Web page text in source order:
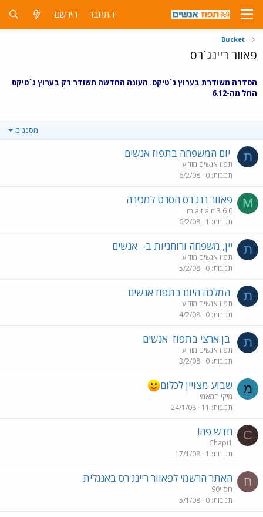
התחבר הירשם
Bucket
פאוור ריינג`רס
הסדרה משודרת בערוץ ג`טיקס. העונה החדשה תשודר רק בערוץ ג`טיקס
החל מה-6.12
מסננים
ת יום המשפחה בתפוז אנשים
תפוז אנשים מודיע
תגובות 0
6/2/08
M פאוור רנג'רס הסרט למכירה
m a t a n 3 6 0
תגובות 1
6/2/08
ת יין, משפחה ורוחניות ב- אנשים
תפוז אנשים מודיע
תגובות 0
5/2/08
ת המלכה היום בתפוז אנשים
תפוז אנשים מודיע
תגובות 0
4/2/08
ת בן ארצי בתפוז אנשים
תפוז אנשים מודיע
תגובות 0
3/2/08
מ שבוע מצויין לכלום
מיקי המאמי
תגובות 11
24/1/08
C חדש פה!
Chapi1
תגובות 1
17/1/08
ח האתר הרשמי לפאוור ריינג'רס באנגלית
חסוי90
תגובות 0
5/1/08